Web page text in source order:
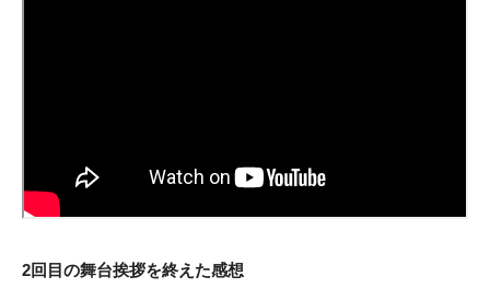
2回目の舞台挨拶を終えた感想